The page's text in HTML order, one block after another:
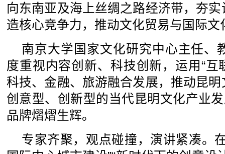
向东南亚及海上丝绸之路经济带，夯
造核心竞争力，推动文化贸易与国际文
南京大学国家文化研究中心主任、
度重视内容创新、科技创新，运用“互
科技、金融、旅游融合发展，推动昆
创意型、创新型的当代昆明文化产业
品牌熠熠生辉。
专家齐聚，观点碰撞，演讲紧凑。